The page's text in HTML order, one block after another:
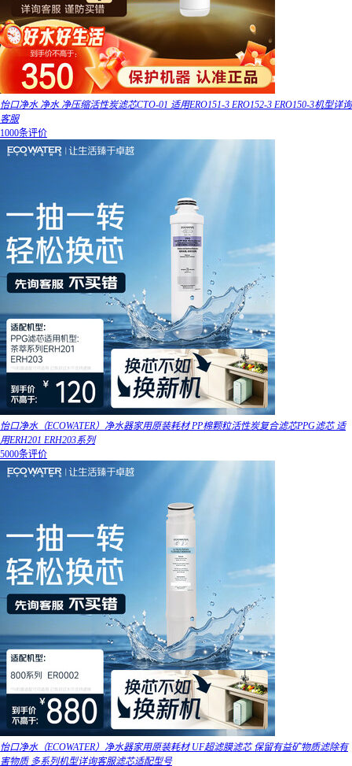
怡口净水 净水 净压缩活性炭滤芯CTO-01 适用ERO151-3 ERO152-3 ERO150-3机型详询
客服
1000条评价
怡口净水（ECOWATER）净水器家用原装耗材 PP棉颗粒活性炭复合滤芯PPG滤芯 适
用ERH201 ERH203系列
5000条评价
怡口净水（ECOWATER）净水器家用原装耗材 UF超滤膜滤芯 保留有益矿物质滤除有
害物质 多系列机型详询客服滤芯适配型号